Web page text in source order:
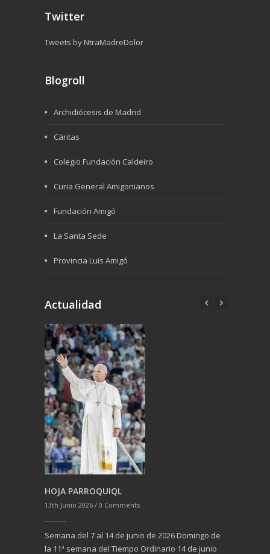
Twitter
Tweets by NtraMadreDolor
Blogroll
Archidiócesis de Madrid
Cáritas
Colegio Fundación Caldeiro
Curia General Amigonianos
Fundación Amigó
La Santa Sede
Provincia Luis Amigó
Actualidad
HOJA PARROQUIQL
13th Junio 2026 / 0 Comments
Semana del 7 al 14 de junio de 2026 Domingo de
la 11ª semana del Tiempo Ordinario 14 de junio